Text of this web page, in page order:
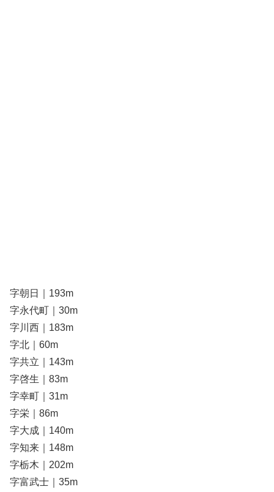
字朝日｜193m
字永代町｜30m
字川西｜183m
字北｜60m
字共立｜143m
字啓生｜83m
字幸町｜31m
字栄｜86m
字大成｜140m
字知来｜148m
字栃木｜202m
字富武士｜35m